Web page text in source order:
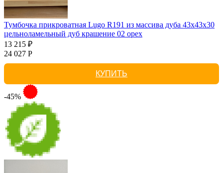
Тумбочка прикроватная Lugo R191 из массива дуба 43х43х30
цельноламельный дуб крашение 02 орех
13 215 ₽
24 027 Р
КУПИТЬ
-45%